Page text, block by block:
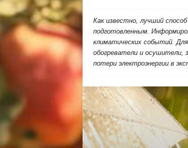
Как известно, лучший
подготовленным.
климатических событий.
обогреватели и осушители,
потери электроэнергии в